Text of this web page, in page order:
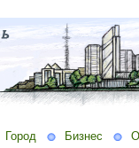
Город Бизнес